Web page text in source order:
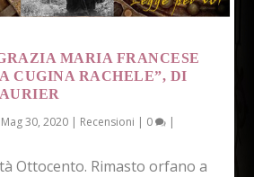
MARIA FRANCESE
CUGINA RACHELE”, DI
Mag 30, 2020 | Recensioni | 0 |
Ottocento. Rimasto orfano a